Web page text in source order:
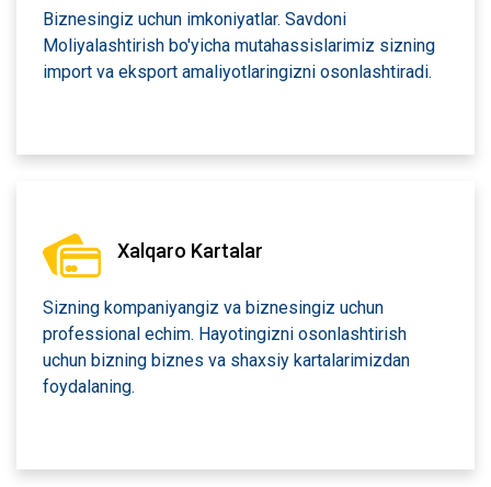
Biznesingiz uchun imkoniyatlar. Savdoni
Moliyalashtirish bo'yicha mutahassislarimiz sizning
import va eksport amaliyotlaringizni osonlashtiradi.
Xalqaro Kartalar
Sizning kompaniyangiz va biznesingiz uchun
professional echim. Hayotingizni osonlashtirish
uchun bizning biznes va shaxsiy kartalarimizdan
foydalaning.